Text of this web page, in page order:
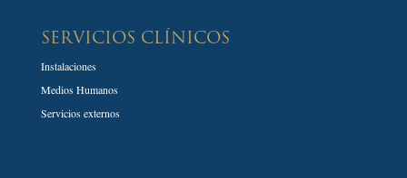
SERVICIOS CLÍNICOS
Instalaciones
Medios Humanos
Servicios externos